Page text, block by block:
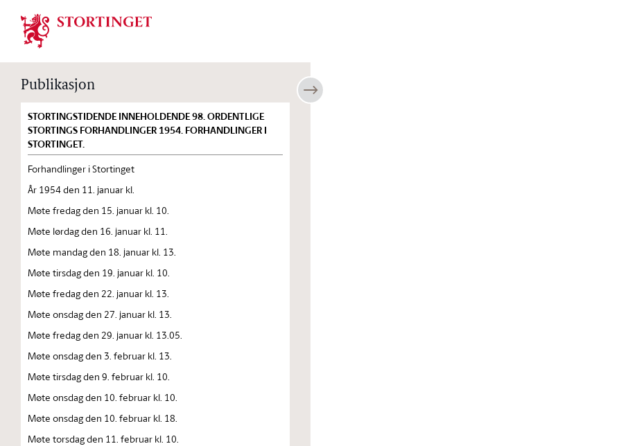
Stortinget.no
Publikasjon
STORTINGSTIDENDE INNEHOLDENDE 98. ORDENTLIGE
STORTINGS FORHANDLINGER 1954. FORHANDLINGER I
STORTINGET.
Forhandlinger i Stortinget
År 1954 den 11. januar kl.
Møte fredag den 15. januar kl. 10.
Møte lørdag den 16. januar kl. 11.
Møte mandag den 18. januar kl. 13.
Møte tirsdag den 19. januar kl. 10.
Møte fredag den 22. januar kl. 13.
Møte onsdag den 27. januar kl. 13.
Møte fredag den 29. januar kl. 13.05.
Møte onsdag den 3. februar kl. 13.
Møte tirsdag den 9. februar kl. 10.
Møte onsdag den 10. februar kl. 10.
Møte onsdag den 10. februar kl. 18.
Møte torsdag den 11. februar kl. 10.